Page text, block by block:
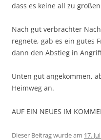
dass es keine all zu
Nach gut verbrachter
regnete, gab es ein gutes
dann den Abstieg in
Unten gut angekommen,
Heimweg an.
AUF EIN NEUES IM
Dieser Beitrag wurde am 17.